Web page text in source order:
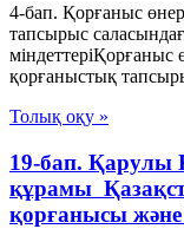
4-бап. Қорғаныс
тапсырыс
міндеттеріҚорғаныс
қорғаныстық
Толық оқу »
19-бап.
құрамы
қорғанысы